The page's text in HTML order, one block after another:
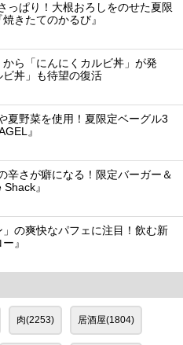
っぱり！大根おろしをのせた夏限
きたてのかるび』
から「にんにくカルビ丼」が発
丼」も待望の復活
夏野菜を使用！夏限定ベーグル3
』
辛さが癖になる！限定バーガー＆
』
の爽快なパフェに注目！飲む新
』
肉(2253) 居酒屋(1804)